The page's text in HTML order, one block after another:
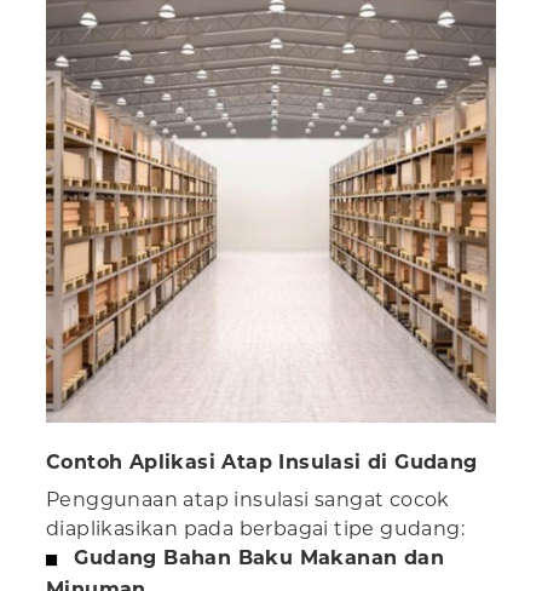
Contoh Aplikasi Atap Insulasi di Gudang
Penggunaan atap insulasi sangat cocok
diaplikasikan pada berbagai tipe gudang:
Gudang Bahan Baku Makanan dan